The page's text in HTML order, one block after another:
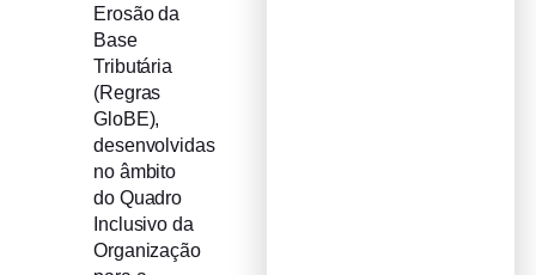
Erosão da
Base
Tributária
(Regras
GloBE),
desenvolvidas
no âmbito
do Quadro
Inclusivo da
Organização